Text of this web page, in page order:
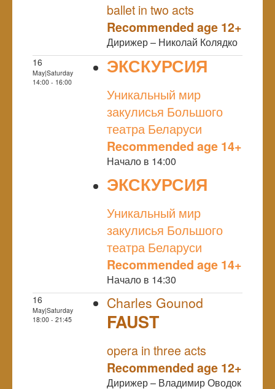
ballet in two acts
Recommended age 12+
Дирижер – Николай Колядко
16
May|Saturday
14:00 - 16:00
ЭКСКУРСИЯ
Уникальный мир
закулисья Большого
театра Беларуси
Recommended age 14+
Начало в 14:00
ЭКСКУРСИЯ
Уникальный мир
закулисья Большого
театра Беларуси
Recommended age 14+
Начало в 14:30
16
May|Saturday
18:00 - 21:45
Charles Gounod
FAUST
opera in three acts
Recommended age 12+
Дирижер – Владимир Оводок